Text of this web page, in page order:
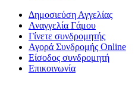
Δημοσιεύση Αγγελίας
Αναγγελία Γάμου
Γίνετε συνδρομητής
Αγορά Συνδρομής Online
Είσοδος συνδρομητή
Επικοινωνία